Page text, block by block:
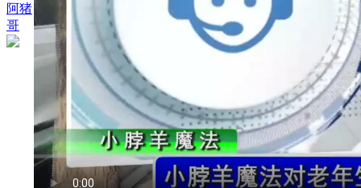
阿猪
哥